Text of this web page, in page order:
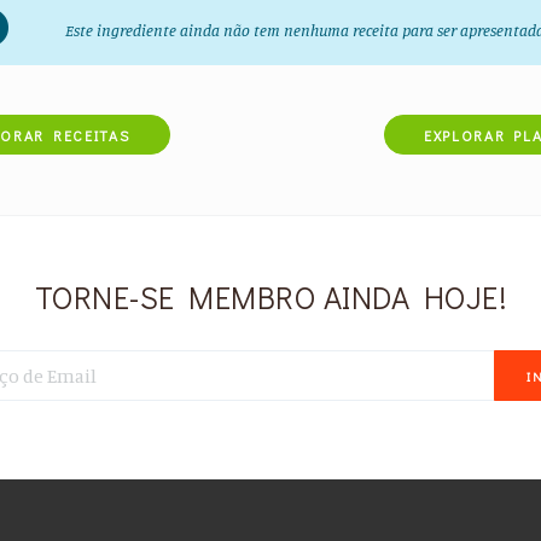
Este ingrediente ainda não tem nenhuma receita para ser
RECEITAS EXPLORAR
TORNE-SE MEMBRO AINDA HOJE!